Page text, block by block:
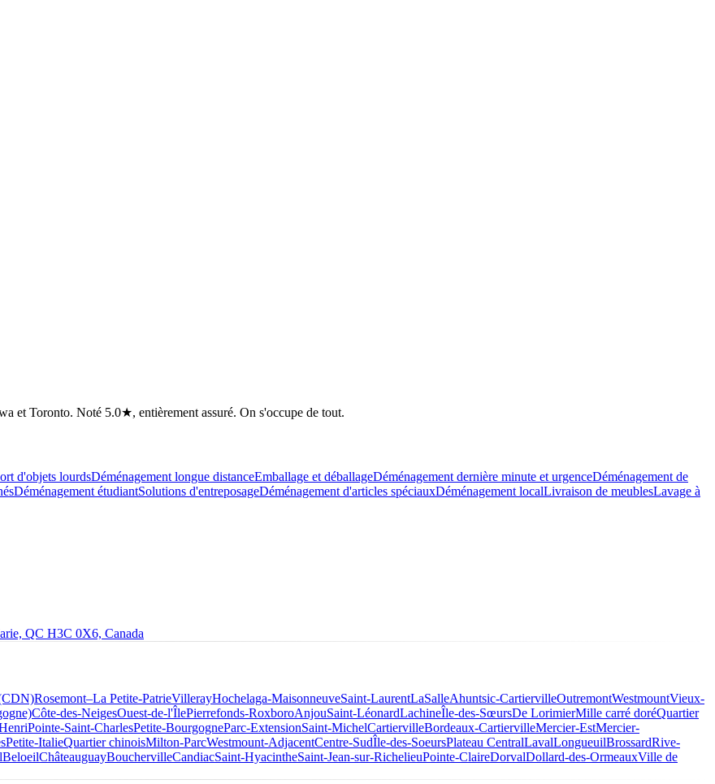
et Toronto. Noté 5.0★, entièrement assuré. On s'occupe de tout.
d'objets lourdsDéménagement longue distanceEmballage et déballageDéménagement dernière minute et urgenceDéménagement de
Déménagement étudiantSolutions d'entreposageDéménagement d'articles spéciauxDéménagement localLivraison de meublesLavage à
QC H3C 0X6, Canada
Rosemont–La Petite-PatrieVillerayHochelaga-MaisonneuveSaint-LaurentLaSalleAhuntsic-CartiervilleOutremontWestmountVieux-
Côte-des-NeigesOuest-de-l'ÎlePierrefonds-RoxboroAnjouSaint-LéonardLachineÎle-des-SœursDe LorimierMille carré doréQuartier
Pointe-Saint-CharlesPetite-BourgogneParc-ExtensionSaint-MichelCartiervilleBordeaux-CartiervilleMercier-EstMercier-
Petite-ItalieQuartier chinoisMilton-ParcWestmount-AdjacentCentre-SudÎle-des-SoeursPlateau CentralLavalLongueuilBrossardRive-
BeloeilChâteauguayBouchervilleCandiacSaint-HyacintheSaint-Jean-sur-RichelieuPointe-ClaireDorvalDollard-des-OrmeauxVille de